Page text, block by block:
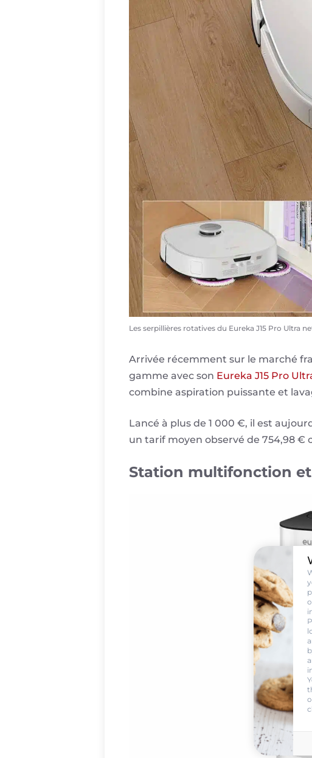
Les serpillières rotatives du Eureka J15 Pro Ultra
Arrivée récemment sur le marché
gamme avec son Eureka J15 Pro
combine aspiration puissante et
Lancé à plus de 1 000 €, il est
un tarif moyen observé de 754,98 €
Station multifonction